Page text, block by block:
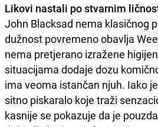
Likovi nastali po stvarnim
John Blacksad nema klasičnog
dužnost povremeno obavlja
nema pretjerano izražene
situacijama dodaje dozu
ima veoma istančan njuh. Iako
sitno piskaralo koje traži
kasnije se pokazuje da je